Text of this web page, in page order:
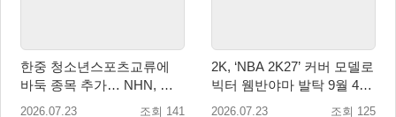
한중 청소년스포츠교류에
바둑 종목 추가… NHN, 바
둑 AI ‘한돌’로 양국 훈련 지
2026.07.23 조회 141
2K, ‘NBA 2K27’ 커버 모델로
빅터 웸반야마 발탁 9월 4일
전 세계 출시!
2026.07.23 조회 125